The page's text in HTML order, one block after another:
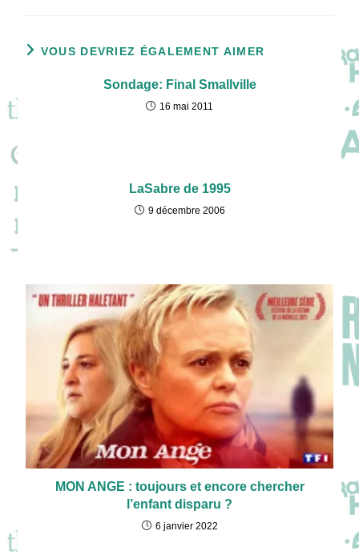
VOUS DEVRIEZ ÉGALEMENT AIMER
Sondage: Final Smallville
16 mai 2011
LaSabre de 1995
9 décembre 2006
MON ANGE : toujours et encore chercher
l’enfant disparu ?
6 janvier 2022